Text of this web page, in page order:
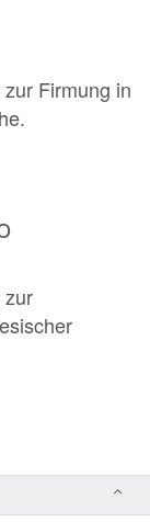
Firmung in
zur